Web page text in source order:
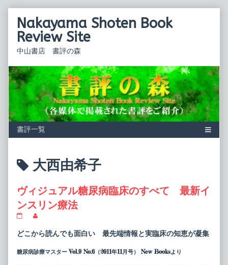
contentNakayama Shoten Book
Review Site
中山書店 書評の森
Posts
tagged
大西由希子
ヴィジュアル糖尿病臨床のすべて 最新イ
ンスリン療法
ジ
ュ
ル
posts
by
author
どこから読んでも面白い 最先端情報と実臨床の知恵が凝集
糖尿病診療マスター Vol.9 No.6（2011年11月号） New Booksより